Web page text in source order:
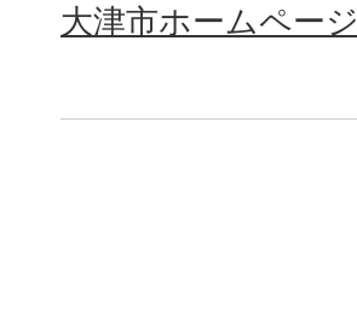
大津市ホームページ